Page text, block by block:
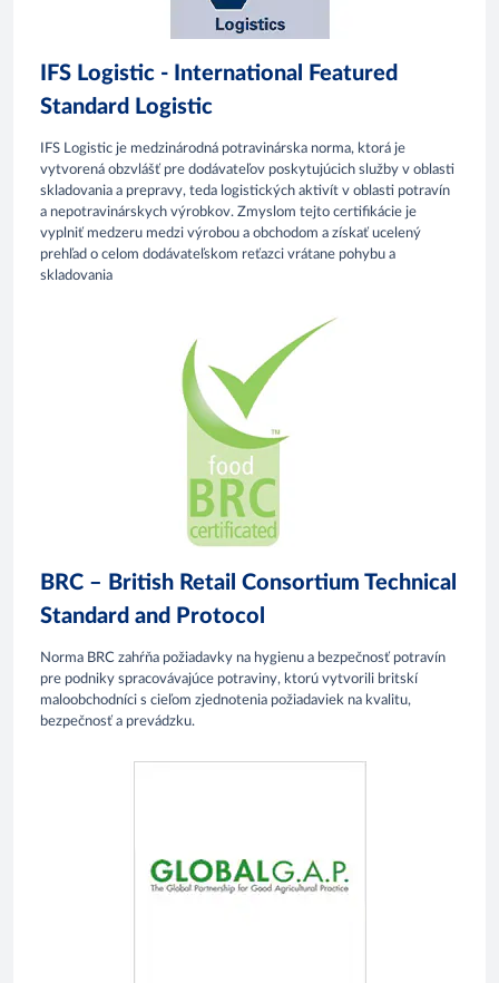
IFS Logistic - International Featured
Standard Logistic
IFS Logistic je medzinárodná potravinárska norma, ktorá je
vytvorená obzvlášť pre dodávateľov poskytujúcich služby v oblasti
skladovania a prepravy, teda logistických aktivít v oblasti potravín
a nepotravinárskych výrobkov. Zmyslom tejto certifikácie je
vyplniť medzeru medzi výrobou a obchodom a získať ucelený
prehľad o celom dodávateľskom reťazci vrátane pohybu a
skladovania
BRC – British Retail Consortium Technical
Standard and Protocol
Norma BRC zahŕňa požiadavky na hygienu a bezpečnosť potravín
pre podniky spracovávajúce potraviny, ktorú vytvorili britskí
maloobchodníci s cieľom zjednotenia požiadaviek na kvalitu,
bezpečnosť a prevádzku.